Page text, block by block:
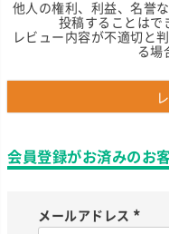
他人の権利、利益、名誉
投稿することはで
レビュー内容が不適切と
る場
会員登録がお済みのお
メールアドレス